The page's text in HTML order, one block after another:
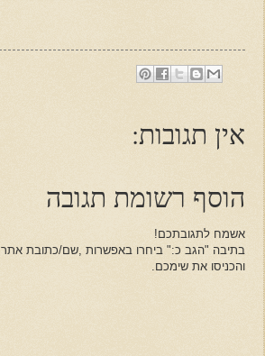
אין תגובות:
הוסף רשומת תגובה
אשמח לתגובתכם!
בתיבה "הגב כ:" ביחרו באפשרות ,שם/כתובת אתר
והכניסו את שימכם.